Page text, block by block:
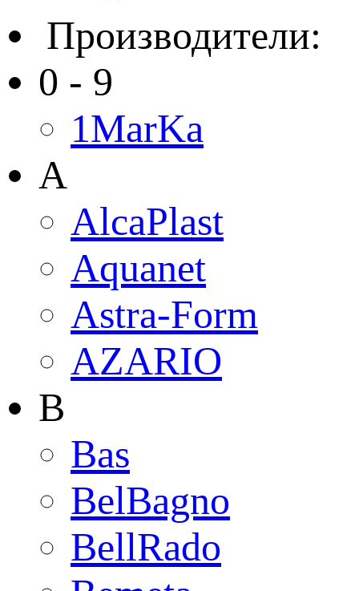
Производители:
0 - 9
1MarKa
A
AlcaPlast
Aquanet
Astra-Form
AZARIO
B
Bas
BelBagno
BellRado